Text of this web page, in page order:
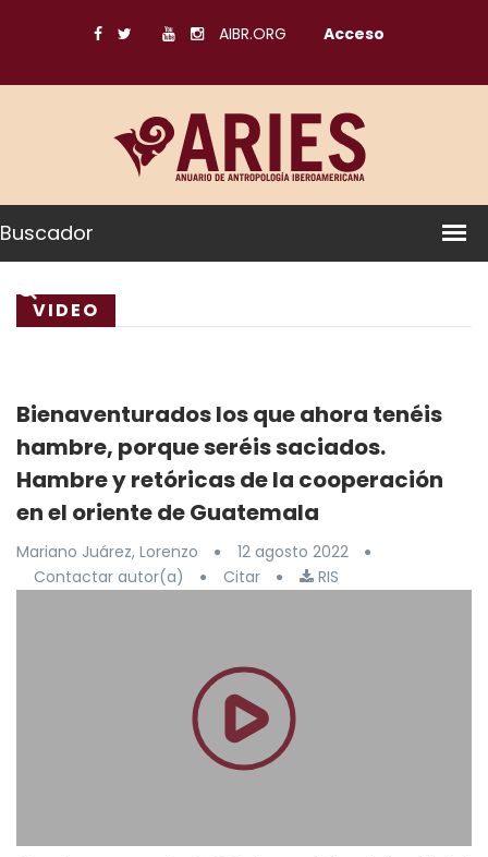
AIBR.ORG Acceso
Buscador
VIDEO
Bienaventurados los que ahora tenéis
hambre, porque seréis saciados.
Hambre y retóricas de la cooperación
en el oriente de Guatemala
Mariano Juárez, Lorenzo
12 agosto 2022
Contactar autor(a)
Citar RIS